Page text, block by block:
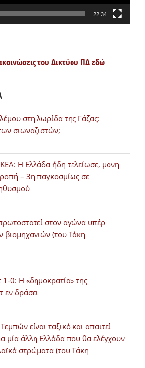
22:34
του Δικτύου ΠΔ εδώ
στη λωρίδα της Γάζας:
σιωναζιστών;
Η Ελλάδα ήδη τελείωσε, μόνη
– 3η παγκοσμίως σε
στον αγώνα υπέρ
βιομηχανιών (του Τάκη
0: Η «δημοκρατία» της
εν δράσει
είναι ταξικό και απαιτεί
μία άλλη Ελλάδα που θα ελέγχουν
στρώματα (του Τάκη